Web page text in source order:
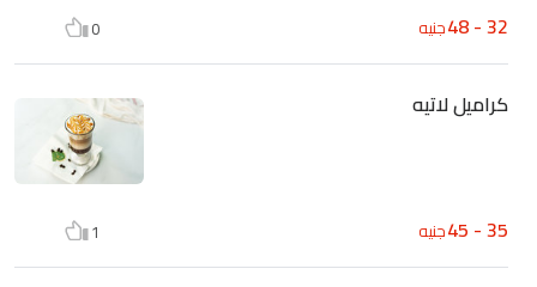
32 - 48 جنيه 0
كراميل لاتيه
35 - 45 جنيه 1